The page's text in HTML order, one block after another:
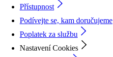
Přístupnost
Podívejte se, kam doručujeme
Poplatek za službu
Nastavení Cookies